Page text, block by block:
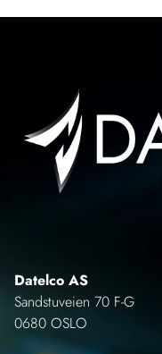
Datelco AS
Sandstuveien 70 F-G
0680 OSLO